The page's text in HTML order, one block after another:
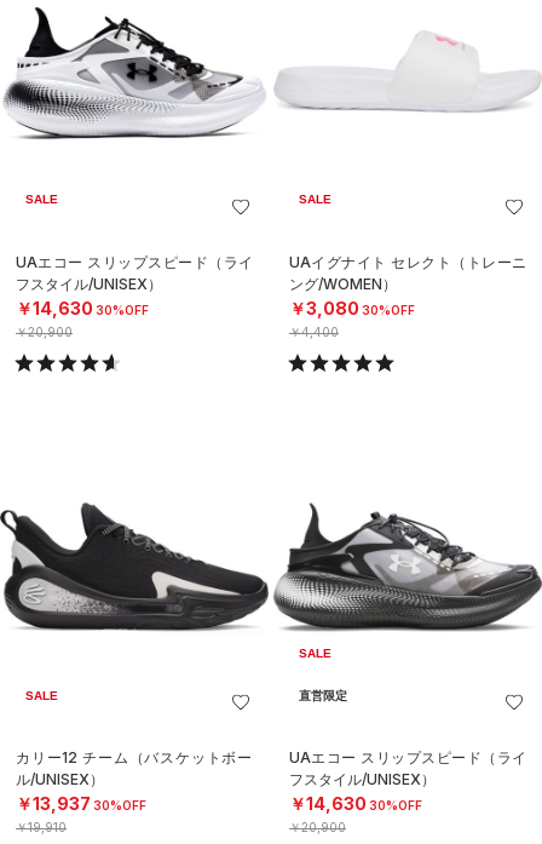
SALE
UAエコー スリップスピード（ライ
フスタイル/UNISEX）
￥14,630 30%OFF
￥20,900
SALE
UAイグナイト セレクト（トレーニ
ング/WOMEN）
￥3,080 30%OFF
￥4,400
SALE
カリー12 チーム（バスケットボー
ル/UNISEX）
￥13,937 30%OFF
￥19,910
SALE
直営限定
UAエコー スリップスピード（ライ
フスタイル/UNISEX）
￥14,630 30%OFF
￥20,900